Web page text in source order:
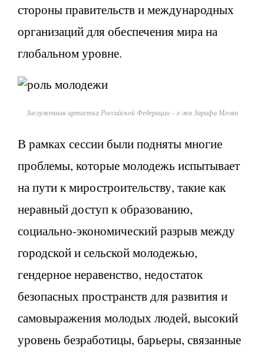
стороны правительств и международных
организаций для обеспечения мира на
глобальном уровне.
Заслуженная артистка Российской Федерации – г-жа Зарифа Мгоян
В рамках сессии были подняты многие
проблемы, которые молодежь испытывает
на пути к миростроительству, такие как
неравный доступ к образованию,
социально-экономический разрыв между
городской и сельской молодежью,
гендерное неравенство, недостаток
безопасных пространств для развития и
самовыражения молодых людей, высокий
уровень безработицы, барьеры, связанные